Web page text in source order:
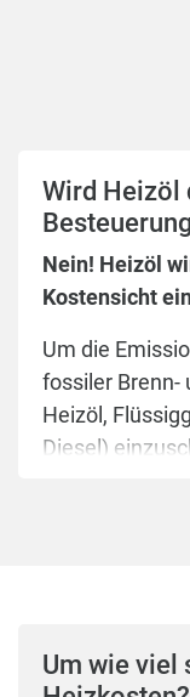
Wird Heizöl
Nein! Heizöl
Kostensicht
Um die
fossiler Brenn-
Heizöl,
Diesel)
schrittweise
Um wie viel